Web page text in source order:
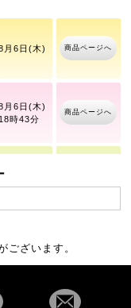
月6日(木) 商品ページへ
月6日(木)
18時43分
商品ページへ
10日(月)
8月6日(木)
商品ページへ
ございます。